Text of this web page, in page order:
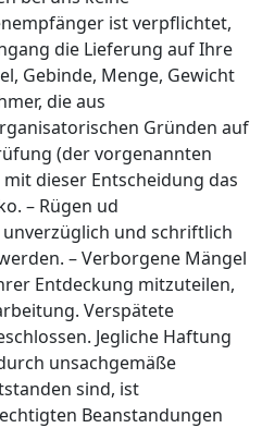
ist verpflichtet,
die Lieferung auf Ihre
Gebinde, Menge, Gewicht
die aus
Gründen auf
(der vorgenannten
dieser Entscheidung das
– Rügen ud
und schriftlich
– Verborgene Mängel
Entdeckung mitzuteilen,
Verspätete
Jegliche Haftung
unsachgemäße
sind, ist
Beanstandungen